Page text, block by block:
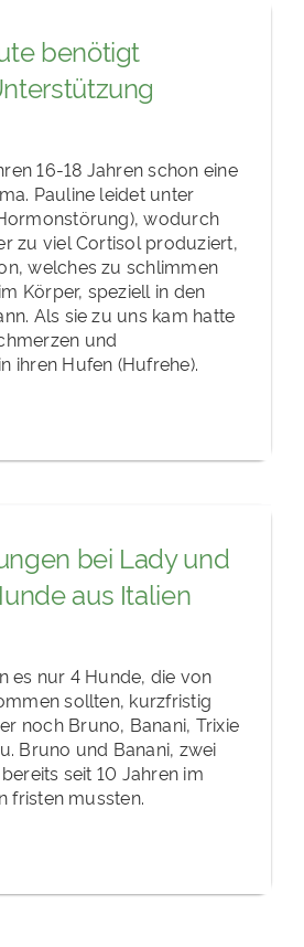
benötigt
16-18 Jahren schon eine
Pauline leidet unter
wodurch
zu viel Cortisol produziert,
welches zu schlimmen
Körper, speziell in den
Als sie zu uns kam hatte
und
ihren Hufen (Hufrehe).
bei Lady und
aus Italien
es nur 4 Hunde, die von
sollten, kurzfristig
noch Bruno, Banani, Trixie
Bruno und Banani, zwei
seit 10 Jahren im
fristen mussten.